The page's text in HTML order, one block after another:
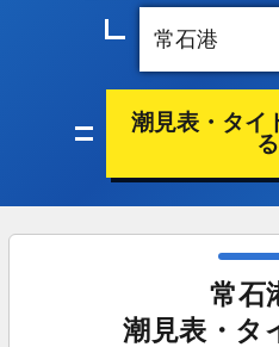
潮見表・タイ
る
常石
潮見表・タ